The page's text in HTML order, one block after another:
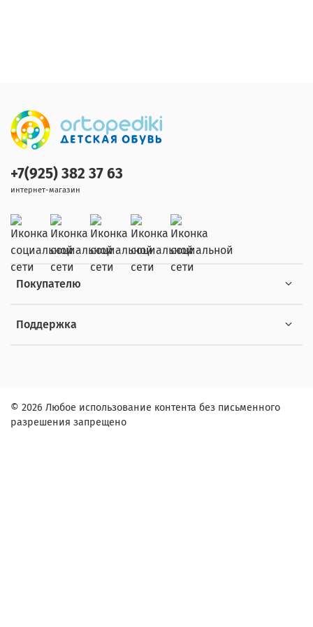
Покупателю
Поддержка
+7(925) 382 37 63
интернет-магазин
© 2026 Любое использование контента без письменного
разрешения запрещено